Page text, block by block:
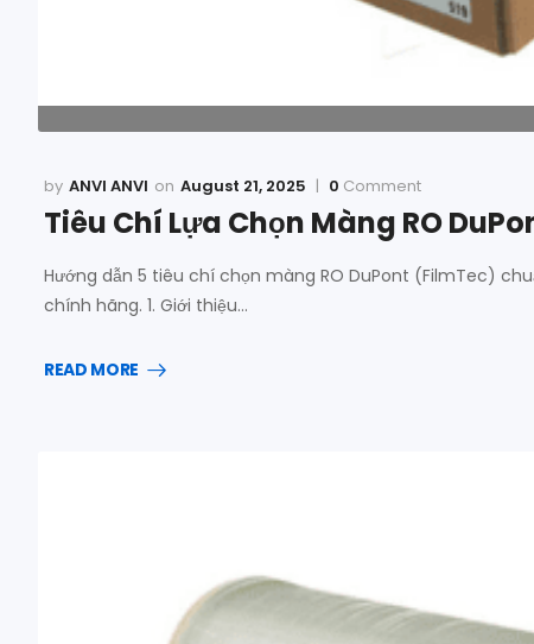
ANVI ANVI August 21, 2025 0 Comment
Tiêu Chí Lựa Chọn Màng RO
Hướng dẫn 5 tiêu chí chọn màng RO DuPont (FilmTec)
chính hãng. 1. Giới thiệu…
READ MORE